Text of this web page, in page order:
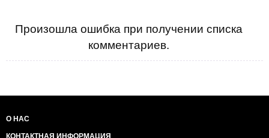
Произошла ошибка при получении списка
комментариев.
О НАС
КОНТАКТНАЯ ИНФОРМАЦИЯ